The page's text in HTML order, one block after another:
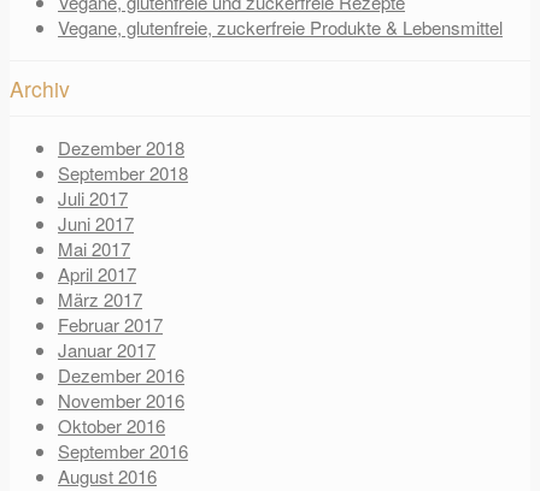
Vegane, glutenfreie, zuckerfreie Produkte & Lebensmittel
Archiv
Dezember 2018
September 2018
Juli 2017
Juni 2017
Mai 2017
April 2017
März 2017
Februar 2017
Januar 2017
Dezember 2016
November 2016
Oktober 2016
September 2016
August 2016